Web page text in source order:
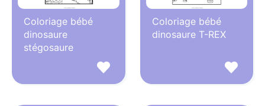
Coloriage bébé
dinosaure
stégosaure
Coloriage bébé
dinosaure T-REX